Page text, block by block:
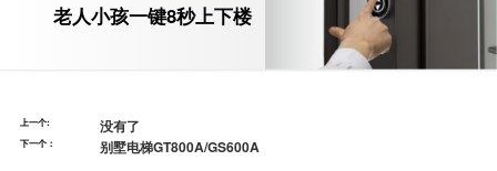
老人小孩一键8秒上下楼
上一个: 没有了
下一个： 别墅电梯GT800A/GS600A